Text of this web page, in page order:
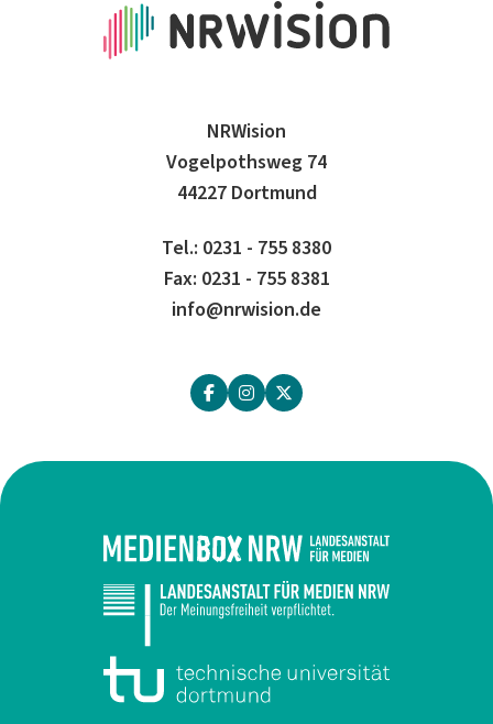
NRWision
Vogelpothsweg 74
44227 Dortmund
Tel.: 0231 - 755 8380
Fax: 0231 - 755 8381
info@nrwision.de